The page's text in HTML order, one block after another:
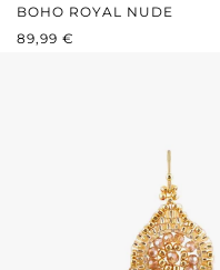
BOHO ROYAL NUDE
REGULÄRER PREIS:
89,99 €